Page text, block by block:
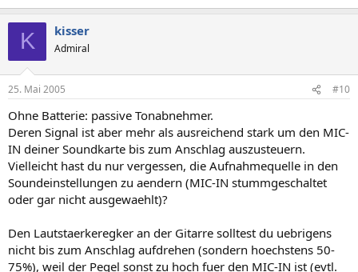
K kisser
Admiral
25. Mai 2005 #10
Ohne Batterie: passive Tonabnehmer.
Deren Signal ist aber mehr als ausreichend stark um den MIC-
IN deiner Soundkarte bis zum Anschlag auszusteuern.
Vielleicht hast du nur vergessen, die Aufnahmequelle in den
Soundeinstellungen zu aendern (MIC-IN stummgeschaltet
oder gar nicht ausgewaehlt)?
Den Lautstaerkeregker an der Gitarre solltest du uebrigens
nicht bis zum Anschlag aufdrehen (sondern hoechstens 50-
75%), weil der Pegel sonst zu hoch fuer den MIC-IN ist (evtl.